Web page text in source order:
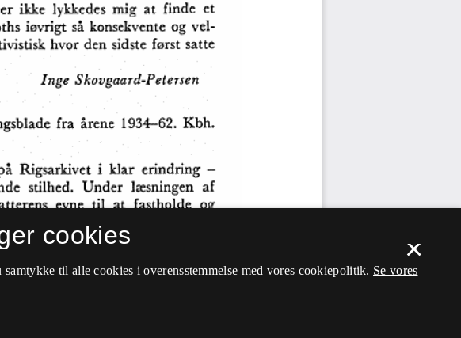
×
cookies
til alle cookies i overensstemmelse med vores cookiepolitik. Se vores